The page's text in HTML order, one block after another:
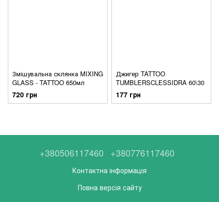
Змішувальна склянка MIXING
GLASS - TATTOO 650мл
720 грн
Джигер TATTOO
TUMBLERSCLESSIDRA 60\30
177 грн
+380506117460 +380776117460
Контактна інформація
Повна версія сайту